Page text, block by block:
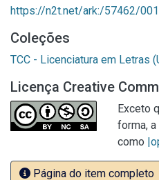
https://n2t.net/ark:/57462/
Coleções
TCC - Licenciatura em Letras
Licença Creative
Exceto
forma,
como
Página do item completo